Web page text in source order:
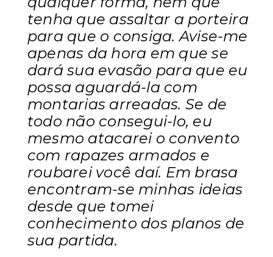
tenha que assaltar a porteira
para que o consiga. Avise-me
apenas da hora em que se
dará sua evasão para que eu
possa aguardá-la com
montarias arreadas. Se de
todo não consegui-lo, eu
mesmo atacarei o convento
com rapazes armados e
roubarei você daí. Em brasa
encontram-se minhas ideias
desde que tomei
conhecimento dos planos de
sua partida.